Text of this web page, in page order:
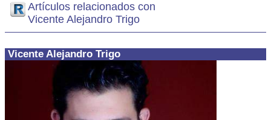
Artículos relacionados con
Vicente Alejandro Trigo
Vicente Alejandro Trigo